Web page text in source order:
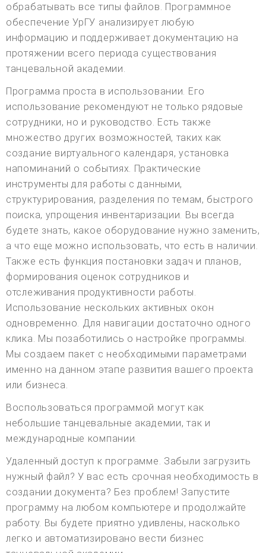
обрабатывать все типы файлов. Программное
обеспечение УрГУ анализирует любую
информацию и поддерживает документацию на
протяжении всего периода существования
танцевальной академии.
Программа проста в использовании. Его
использование рекомендуют не только рядовые
сотрудники, но и руководство. Есть также
множество других возможностей, таких как
создание виртуального календаря, установка
напоминаний о событиях. Практические
инструменты для работы с данными,
структурирования, разделения по темам, быстрого
поиска, упрощения инвентаризации. Вы всегда
будете знать, какое оборудование нужно заменить,
а что еще можно использовать, что есть в наличии.
Также есть функция постановки задач и планов,
формирования оценок сотрудников и
отслеживания продуктивности работы.
Использование нескольких активных окон
одновременно. Для навигации достаточно одного
клика. Мы позаботились о настройке программы.
Мы создаем пакет с необходимыми параметрами
именно на данном этапе развития вашего проекта
или бизнеса.
Воспользоваться программой могут как
небольшие танцевальные академии, так и
международные компании.
Удаленный доступ к программе. Забыли загрузить
нужный файл? У вас есть срочная необходимость в
создании документа? Без проблем! Запустите
программу на любом компьютере и продолжайте
работу. Вы будете приятно удивлены, насколько
легко и автоматизировано вести бизнес